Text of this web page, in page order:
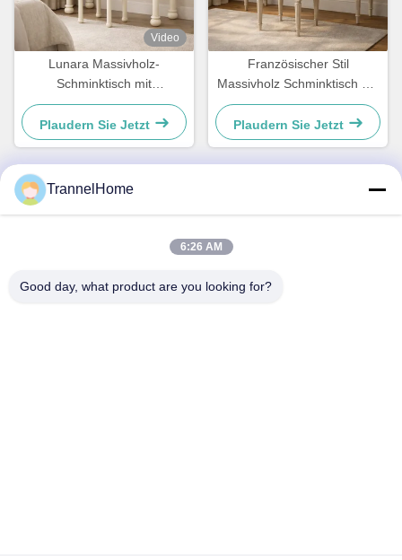
Video
Lunara Massivholz-
Schminktisch mit
integriertem Rundspiegel
und geräumigen Schubladen
Plaudern Sie Jetzt
Französischer Stil
Massivholz Schminktisch mit
Schubladen 120×45×75 cm
Eleganter Schminktisch
Plaudern Sie Jetzt
Zimmer 209, Gebäude 6, Xingxing Road Nr. 8, Xingqiao
TrannelHome
6:26 AM
Good day, what product are you looking for?